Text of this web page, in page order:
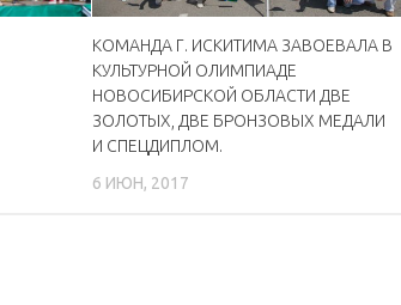
КОМАНДА Г. ИСКИТИМА ЗАВОЕВАЛА В
КУЛЬТУРНОЙ ОЛИМПИАДЕ
НОВОСИБИРСКОЙ ОБЛАСТИ ДВЕ
ЗОЛОТЫХ, ДВЕ БРОНЗОВЫХ МЕДАЛИ
И СПЕЦДИПЛОМ.
6 ИЮН, 2017